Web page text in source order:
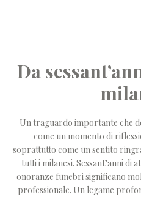
Da
Un traguardo importante che
come un momento di
soprattutto come un sentito
tutti i milanesi. Sessant’anni di
onoranze funebri significano
professionale. Un legame